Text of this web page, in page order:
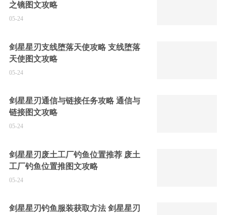
之镜图文攻略
05-24
剑星星刃支线堕落天使攻略 支线堕落
天使图文攻略
05-24
剑星星刃通信与链接任务攻略 通信与
链接图文攻略
05-24
剑星星刃废土工厂钓鱼位置推荐 废土
工厂钓鱼位置推图文攻略
05-24
剑星星刃钓鱼服装获取方法 剑星星刃